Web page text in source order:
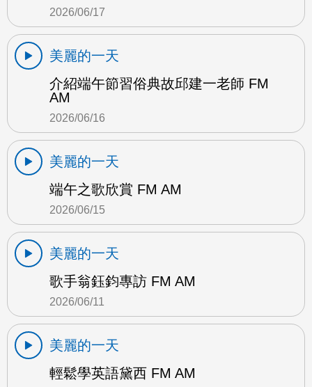
2026/06/17
美麗的一天
介紹端午節習俗典故邱建一老師 FM
AM
2026/06/16
美麗的一天
端午之歌欣賞 FM AM
2026/06/15
美麗的一天
歌手翁鈺鈞專訪 FM AM
2026/06/11
美麗的一天
輕鬆學英語黛西 FM AM